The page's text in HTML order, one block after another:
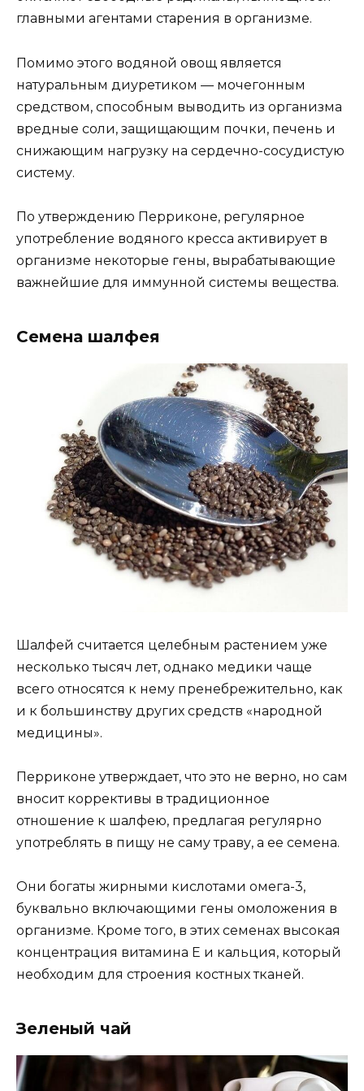
главными агентами старения в организме.
Помимо этого водяной овощ является
натуральным диуретиком — мочегонным
средством, способным выводить из организма
вредные соли, защищающим почки, печень и
снижающим нагрузку на сердечно-сосудистую
систему.
По утверждению Перриконе, регулярное
употребление водяного кресса активирует в
организме некоторые гены, вырабатывающие
важнейшие для иммунной системы вещества.
Семена шалфея
Шалфей считается целебным растением уже
несколько тысяч лет, однако медики чаще
всего относятся к нему пренебрежительно, как
и к большинству других средств «народной
медицины».
Перриконе утверждает, что это не верно, но сам
вносит коррективы в традиционное
отношение к шалфею, предлагая регулярно
употреблять в пищу не саму траву, а ее семена.
Они богаты жирными кислотами омега-3,
буквально включающими гены омоложения в
организме. Кроме того, в этих семенах высокая
концентрация витамина Е и кальция, который
необходим для строения костных тканей.
Зеленый чай